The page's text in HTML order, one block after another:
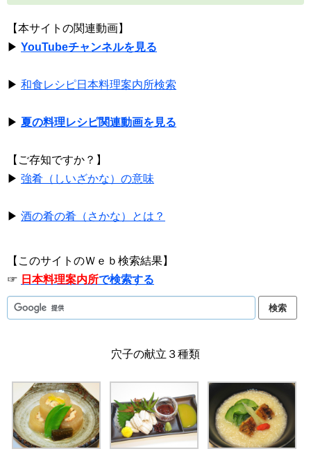
【本サイトの関連動画】
▶ YouTubeチャンネルを見る
▶ 和食レシピ日本料理案内所検索
▶ 夏の料理レシピ関連動画を見る
【ご存知ですか？】
▶ 強肴（しいざかな）の意味
▶ 酒の肴の肴（さかな）とは？
【このサイトのＷｅｂ検索結果】
☞ 日本料理案内所で検索する
穴子の献立３種類